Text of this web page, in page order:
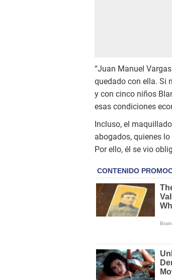
“Juan Manuel
quedado con ella. Si
y con cinco niños
esas condiciones
Incluso, el
abogados, quienes
Por ello, él se vio